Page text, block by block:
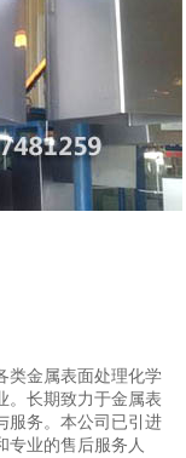
类金属表面处理化学
。长期致力于金属表
服务。本公司已引进
专业的售后服务人